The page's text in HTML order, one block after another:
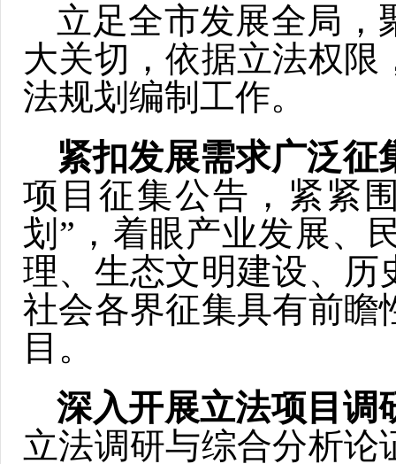
立足全市发展全局，
大关切，依据立法权
法规划编制工作。
紧扣发展需求广泛征
项目征集公告，紧紧
划”，着眼产业发展、
理、生态文明建设、历
社会各界征集具有前瞻
目。
深入开展立法项目调
立法调研与综合分析论